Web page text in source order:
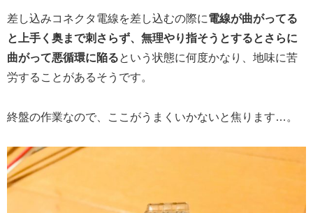
差し込みコネクタ電線を差し込むの際に電線が曲がってる
と上手く奥まで刺さらず、無理やり指そうとするとさらに
曲がって悪循環に陥るという状態に何度かなり、地味に苦
労することがあるそうです。
終盤の作業なので、ここがうまくいかないと焦ります…。